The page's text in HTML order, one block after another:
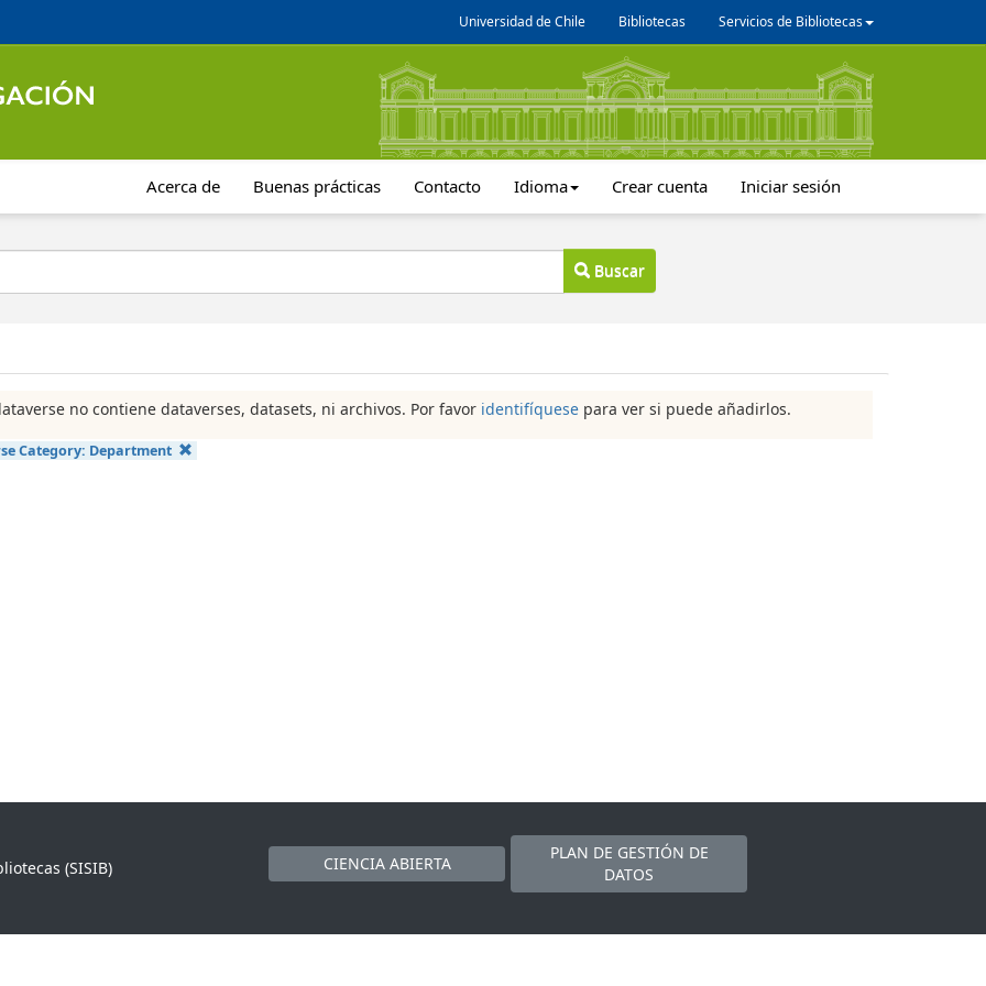
Universidad de Chile Bibliotecas Servicios de Bibliotecas
Acerca de Buenas prácticas Contacto Idioma Crear cuenta Iniciar sesión
Buscar
no contiene dataverses, datasets, ni archivos. Por favor identifíquese para ver si puede añadirlos.
Category: Department
(SISIB)
CIENCIA ABIERTA
PLAN DE GESTIÓN DE
DATOS